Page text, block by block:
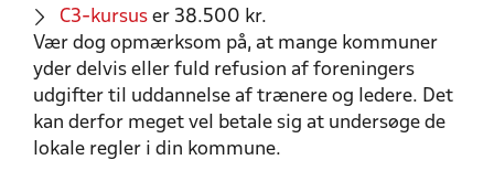
C3-kursus er 38.500 kr.
Vær dog opmærksom på, at mange kommuner
yder delvis eller fuld refusion af foreningers
udgifter til uddannelse af trænere og ledere. Det
kan derfor meget vel betale sig at undersøge de
lokale regler i din kommune.